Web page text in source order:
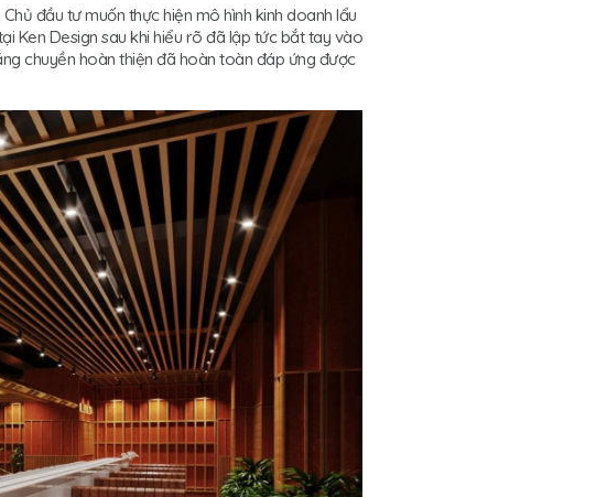
đầu tư muốn thực hiện mô hình kinh doanh lẩu
Ken Design sau khi hiểu rõ đã lập tức bắt tay vào
chuyền hoàn thiện đã hoàn toàn đáp ứng được